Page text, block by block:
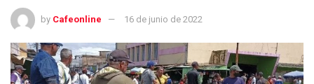
by Cafeonline 16 de junio de 2022